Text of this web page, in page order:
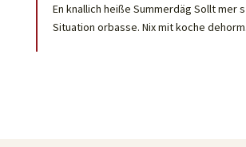
En knallich heiße Summerdäg Sollt mer
Situation orbasse. Nix mit koche